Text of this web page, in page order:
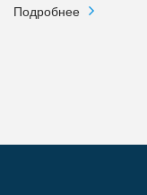
Подробнее